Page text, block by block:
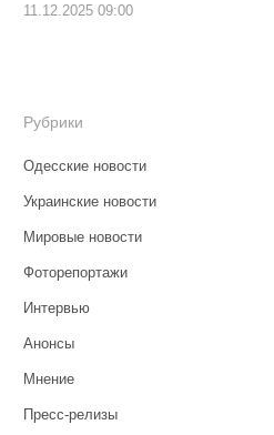
11.12.2025 09:00
Рубрики
Одесские новости
Украинские новости
Мировые новости
Фоторепортажи
Интервью
Анонсы
Мнение
Пресс-релизы